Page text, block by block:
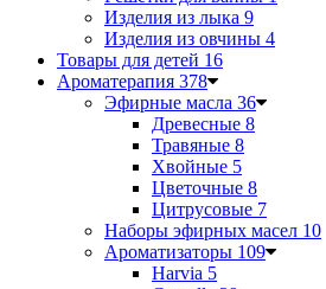
Изделия из лыка 9
Изделия из овчины 4
Товары для детей 16
Ароматерапия 378
Эфирные масла 36
Древесные 8
Травяные 8
Хвойные 5
Цветочные 8
Цитрусовые 7
Наборы эфирных масел 10
Ароматизаторы 109
Harvia 5